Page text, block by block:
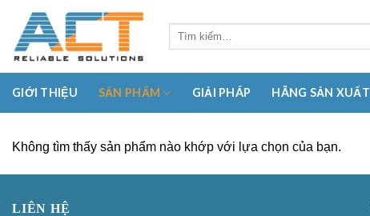
content
GIỚI THIỆU SẢN PHẨM GIẢI PHÁP HÃNG SẢN XUẤT
Không tìm thấy sản phẩm nào khớp với lựa chọn của bạn.
LIÊN HỆ